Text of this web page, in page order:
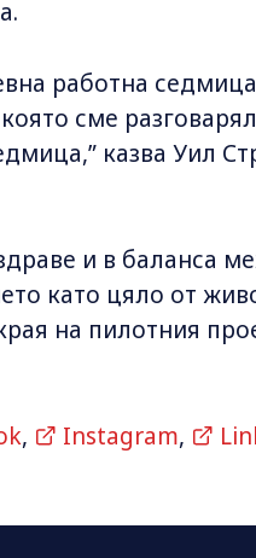
работна
сме
казва Уил
и в баланса
като цяло от
на пилотния
, Instagram,